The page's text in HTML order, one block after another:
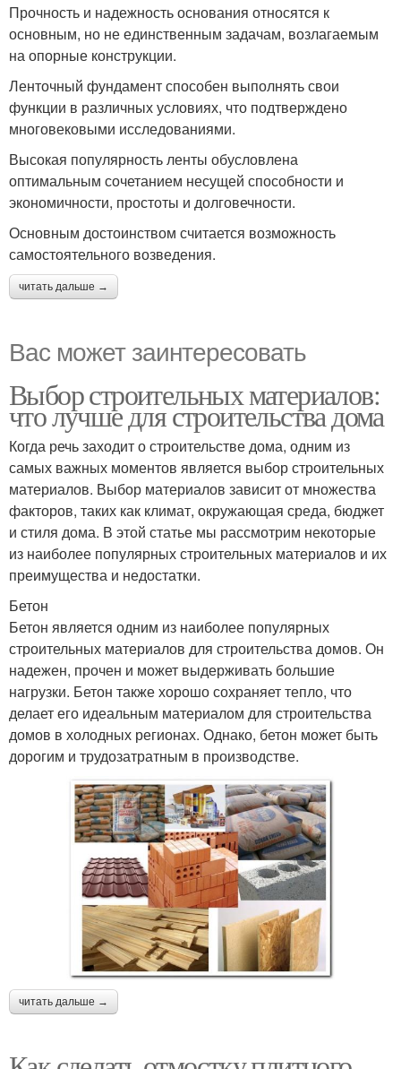
Прочность и надежность основания относятся к
основным, но не единственным задачам, возлагаемым
на опорные конструкции.
Ленточный фундамент способен выполнять свои
функции в различных условиях, что подтверждено
многовековыми исследованиями.
Высокая популярность ленты обусловлена
оптимальным сочетанием несущей способности и
экономичности, простоты и долговечности.
Основным достоинством считается возможность
самостоятельного возведения.
читать дальше →
Вас может заинтересовать
Выбор строительных материалов:
что лучше для строительства дома
Когда речь заходит о строительстве дома, одним из
самых важных моментов является выбор строительных
материалов. Выбор материалов зависит от множества
факторов, таких как климат, окружающая среда, бюджет
и стиля дома. В этой статье мы рассмотрим некоторые
из наиболее популярных строительных материалов и их
преимущества и недостатки.
Бетон
Бетон является одним из наиболее популярных
строительных материалов для строительства домов. Он
надежен, прочен и может выдерживать большие
нагрузки. Бетон также хорошо сохраняет тепло, что
делает его идеальным материалом для строительства
домов в холодных регионах. Однако, бетон может быть
дорогим и трудозатратным в производстве.
читать дальше →